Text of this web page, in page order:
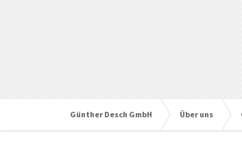
Günther Desch GmbH Über uns